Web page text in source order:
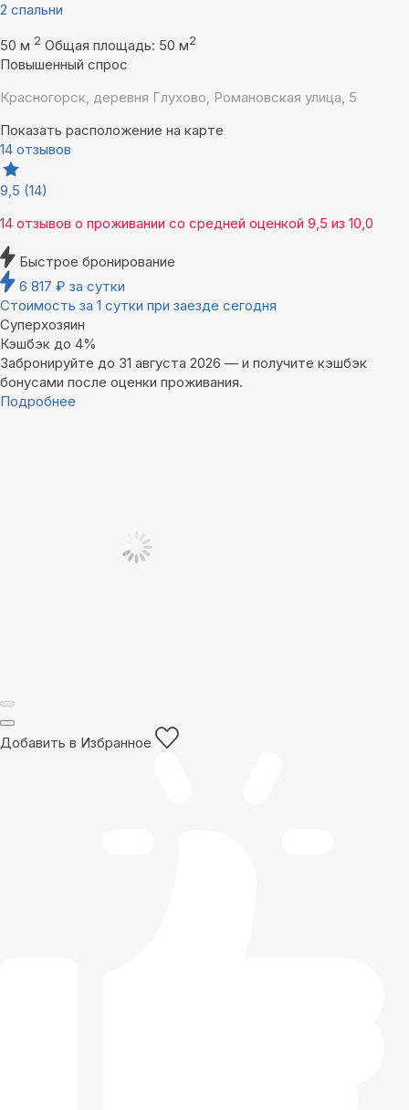
2 спальни
50 м 2 Общая площадь: 50 м2
Повышенный спрос
Красногорск, деревня Глухово, Романовская улица, 5
Показать расположение на карте
14 отзывов
9,5 (14)
14 отзывов о проживании со средней оценкой 9,5 из 10,0
Быстрое бронирование
6 817 ₽ за сутки
Стоимость за 1 сутки при заезде сегодня
Суперхозяин
Кэшбэк до 4%
Забронируйте до 31 августа 2026 — и получите кэшбэк
бонусами после оценки проживания.
Подробнее
Добавить в Избранное